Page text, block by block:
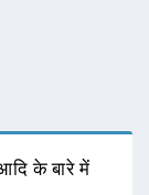
के बारे में